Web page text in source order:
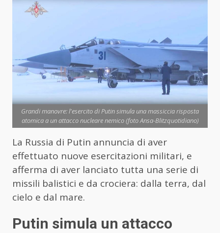
Grandi manovre: l'esercito di Putin simula una massiccia risposta
atomica a un attacco nucleare nemico (foto Ansa-Blitzquotidiano)
La Russia di Putin annuncia di aver
effettuato nuove esercitazioni militari, e
afferma di aver lanciato tutta una serie di
missili balistici e da crociera: dalla terra, dal
cielo e dal mare.
Putin simula un attacco